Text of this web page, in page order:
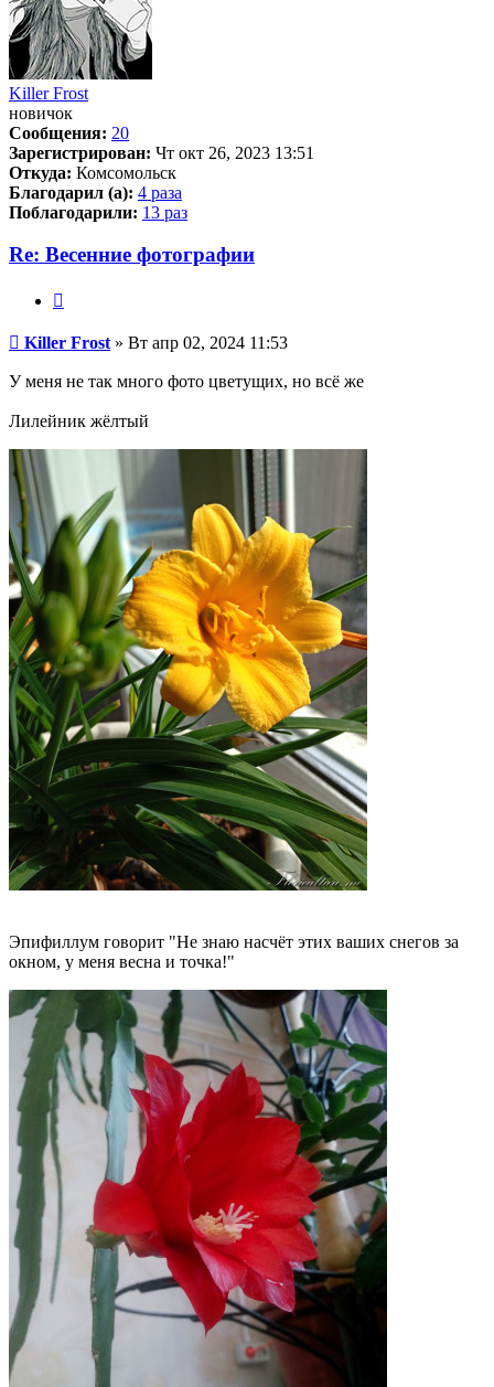
Killer Frost
новичок
Сообщения: 20
Зарегистрирован: Чт окт 26, 2023 13:51
Откуда: Комсомольск
Благодарил (а): 4 раза
Поблагодарили: 13 раз
Re: Весенние фотографии
Сообщение
Killer Frost » Вт апр 02, 2024 11:53
У меня не так много фото цветущих, но всё же
Лилейник жёлтый
Эпифиллум говорит "Не знаю насчёт этих ваших снегов за
окном, у меня весна и точка!"